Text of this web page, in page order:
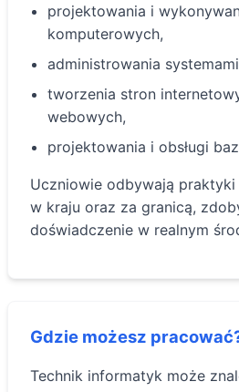
projektowania i
komputerowych,
administrowania
tworzenia stron
webowych,
projektowania i obsługi
Uczniowie odbywają
w kraju oraz za granicą,
doświadczenie w realnym
Gdzie możesz
Technik informatyk może